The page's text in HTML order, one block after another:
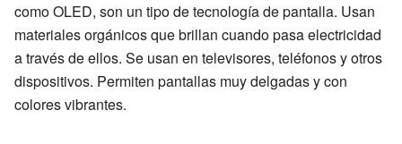
como OLED, son un tipo de tecnología de pantalla. Usan
materiales orgánicos que brillan cuando pasa electricidad
a través de ellos. Se usan en televisores, teléfonos y otros
dispositivos. Permiten pantallas muy delgadas y con
colores vibrantes.